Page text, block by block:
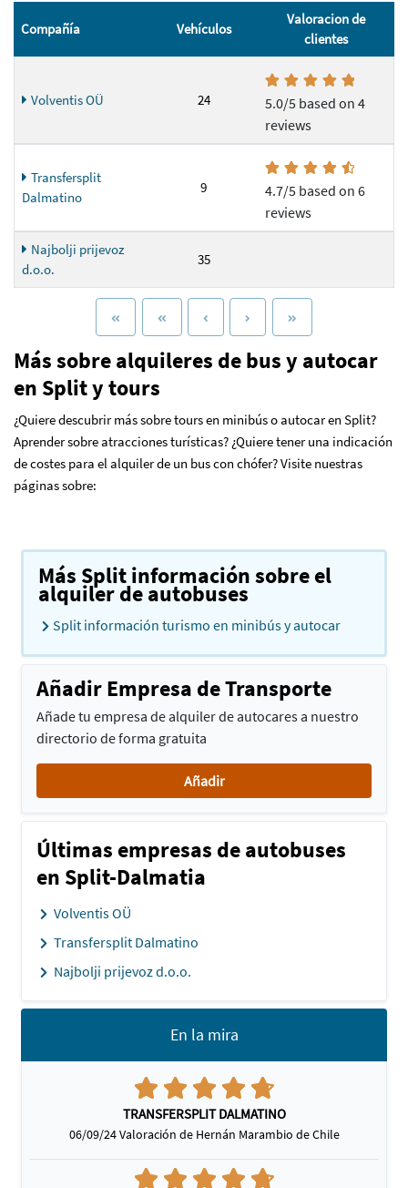
Compañía Vehículos
Valoracion de
clientes
Volventis OÜ 24
5.0/5 based on 4
reviews
Transfersplit
Dalmatino
9
4.7/5 based on 6
reviews
Najbolji prijevoz
d.o.o.
35
Más sobre alquileres de bus y autocar
en Split y tours
¿Quiere descubrir más sobre tours en minibús o autocar en Split?
Aprender sobre atracciones turísticas? ¿Quiere tener una indicación
de costes para el alquiler de un bus con chófer? Visite nuestras
páginas sobre:
Más Split información sobre el
alquiler de autobuses
Split información turismo en minibús y autocar
Añadir Empresa de Transporte
Añade tu empresa de alquiler de autocares a nuestro
directorio de forma gratuita
Añadir
Últimas empresas de autobuses
en Split-Dalmatia
Volventis OÜ
Transfersplit Dalmatino
Najbolji prijevoz d.o.o.
En la mira
TRANSFERSPLIT DALMATINO
06/09/24 Valoración de Hernán Marambio de Chile